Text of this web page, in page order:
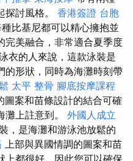
探討風格。 香港簽證 台胞
比基尼都可以精心擁抱並
完美融合，非常適合夏季度
衣的人來說，這款泳裝是
的形狀，同時為海灘時刻帶
太平 整骨 腳底按摩課程
圖案和苗條設計的結合可確
灘上註意到。 外國人成立
，是海灘和游泳池放鬆的
上部與異國情調的圖案和苗
上都很好，因此您可以確保